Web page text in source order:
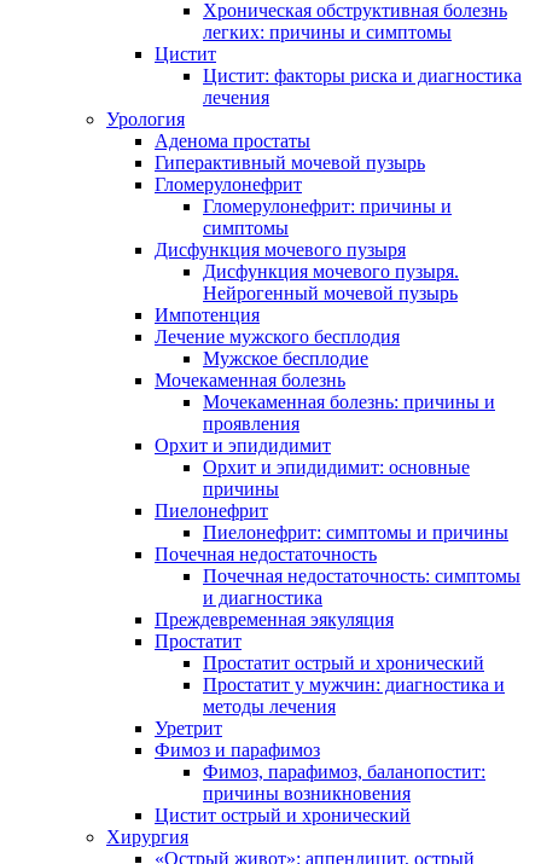
Хроническая обструктивная болезнь
легких: причины и симптомы
Цистит
Цистит: факторы риска и диагностика
лечения
Урология
Аденома простаты
Гиперактивный мочевой пузырь
Гломерулонефрит
Гломерулонефрит: причины и
симптомы
Дисфункция мочевого пузыря
Дисфункция мочевого пузыря.
Нейрогенный мочевой пузырь
Импотенция
Лечение мужского бесплодия
Мужское бесплодие
Мочекаменная болезнь
Мочекаменная болезнь: причины и
проявления
Орхит и эпидидимит
Орхит и эпидидимит: основные
причины
Пиелонефрит
Пиелонефрит: симптомы и причины
Почечная недостаточность
Почечная недостаточность: симптомы
и диагностика
Преждевременная эякуляция
Простатит
Простатит острый и хронический
Простатит у мужчин: диагностика и
методы лечения
Уретрит
Фимоз и парафимоз
Фимоз, парафимоз, баланопостит:
причины возникновения
Цистит острый и хронический
Хирургия
«Острый живот»: аппендицит, острый